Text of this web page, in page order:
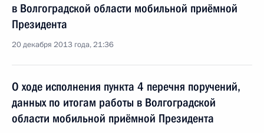
в Волгоградской области мобильной приёмной
Президента
20 декабря 2013 года, 21:36
О ходе исполнения пункта 4 перечня поручений,
данных по итогам работы в Волгоградской
области мобильной приёмной Президента